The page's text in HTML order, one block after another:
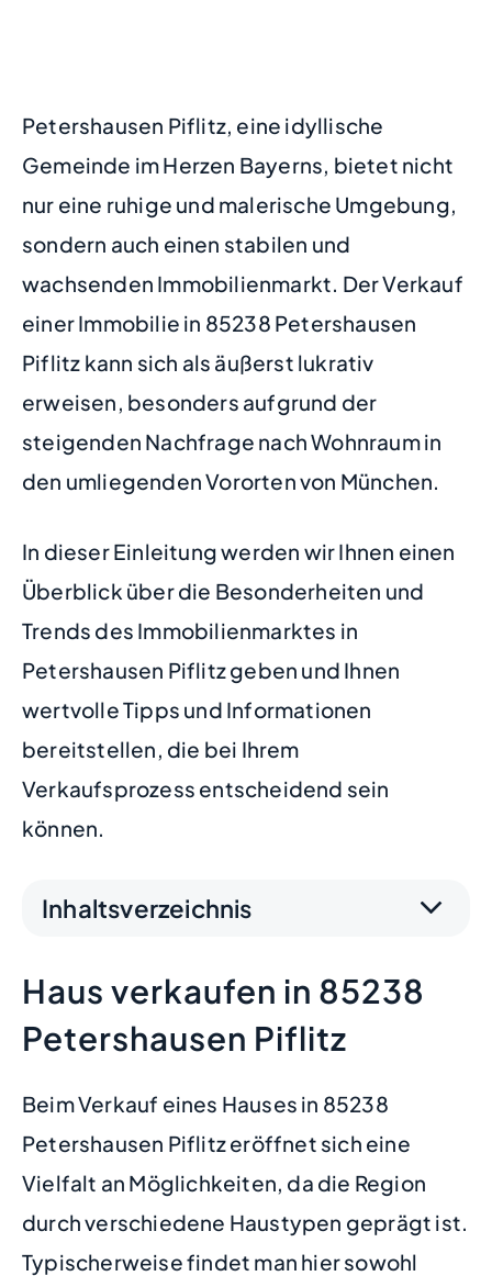
Petershausen Piflitz, eine idyllische
Gemeinde im Herzen Bayerns, bietet nicht
nur eine ruhige und malerische Umgebung,
sondern auch einen stabilen und
wachsenden Immobilienmarkt. Der Verkauf
einer Immobilie in 85238 Petershausen
Piflitz kann sich als äußerst lukrativ
erweisen, besonders aufgrund der
steigenden Nachfrage nach Wohnraum in
den umliegenden Vororten von München.
In dieser Einleitung werden wir Ihnen einen
Überblick über die Besonderheiten und
Trends des Immobilienmarktes in
Petershausen Piflitz geben und Ihnen
wertvolle Tipps und Informationen
bereitstellen, die bei Ihrem
Verkaufsprozess entscheidend sein
können.
Inhaltsverzeichnis
Haus verkaufen in 85238
Petershausen Piflitz
Beim Verkauf eines Hauses in 85238
Petershausen Piflitz eröffnet sich eine
Vielfalt an Möglichkeiten, da die Region
durch verschiedene Haustypen geprägt ist.
Typischerweise findet man hier sowohl